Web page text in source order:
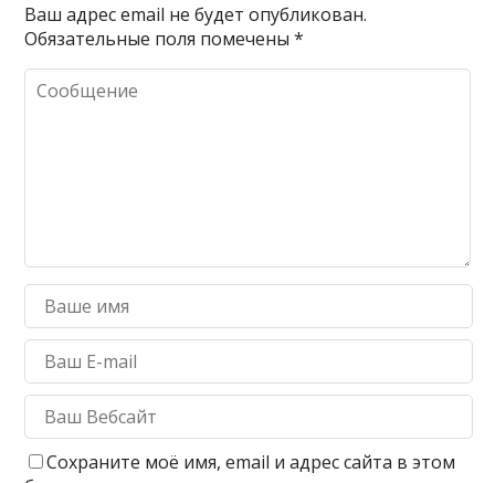
Ваш адрес email не будет опубликован.
Обязательные поля помечены*
Сохраните моё имя, email и адрес сайта в этом